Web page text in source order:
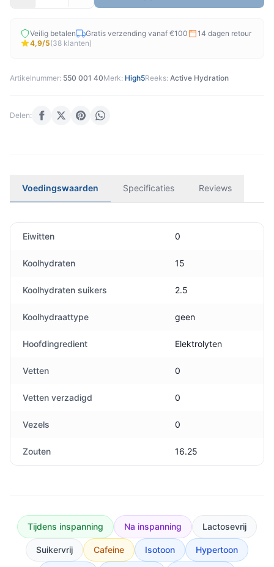
Veilig betalen Gratis verzending vanaf €100
14 dagen retour
4,9/5(38 klanten)
Artikelnummer: 550 001 40Merk: High5Reeks: Active Hydration
Delen:
Voedingswaarden Specificaties Reviews
Eiwitten 0
Koolhydraten 15
Koolhydraten suikers 2.5
Koolhydraattype geen
Hoofdingredient Elektrolyten
Vetten 0
Vetten verzadigd 0
Vezels 0
Zouten 16.25
Tijdens inspanning Na inspanning Lactosevrij
Suikervrij Cafeine Isotoon Hypertoon